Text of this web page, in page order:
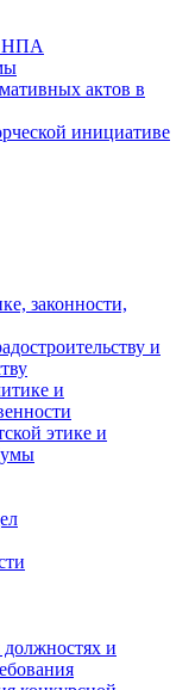
НПА
актов в
инициативе
законности,
и
и
этике и
и